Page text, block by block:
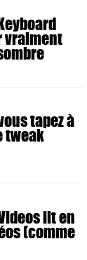
vraiment
tapez à
tweak
lit en
(comme